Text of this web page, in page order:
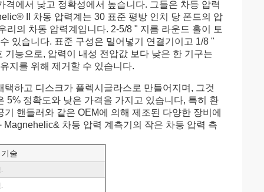
에서 낮고 정확성에서 높습니다. 그들은 차등 압력
II 차동 압력계는 30 표준 평방 인치 당 폰드의 압
의 차동 압력계입니다. 2-5/8 " 지름 라운드 홀이 토
있습니다. 표준 구성은 밀어넣기 연결기이고 1/8 "
능으로, 압력이 내성 전압값 보다 낮은 한 기구는
지를 위해 제거할 수 있습니다.
하고 디스크가 플렉시글라스로 만들어지며, 그것
5% 정확도와 낮은 가격을 가지고 있습니다, 특히 환
핸들러와 같은 OEM에 의해 제조된 다양한 장비에
차등 압력 계측기의 작은 차등 압력 측
기술